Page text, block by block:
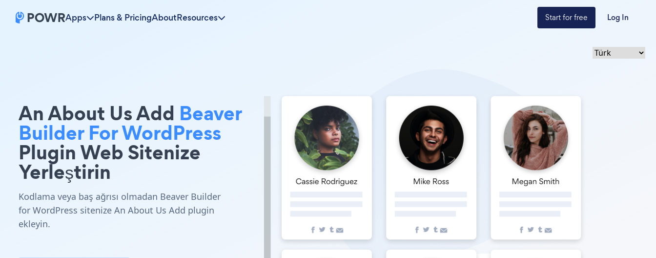
Apps Plans & PricingAboutResources Start for free Log In
An About Us Add Beaver
Builder For WordPress
Plugin Web Sitenize
Yerleştirin
Kodlama veya baş ağrısı olmadan Beaver Builder
for WordPress sitenize An About Us Add plugin
ekleyin.